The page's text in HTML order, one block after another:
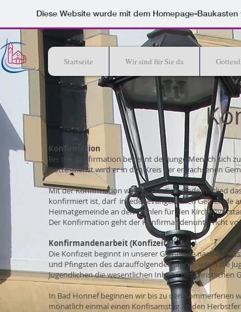
Diese Website wurde mit dem Homepage-Baukasten
Startseite Wir sind für Sie da
Konfirmation
Bei der Konfirmation bekennt der junge Mensch sich
Gottesdienst wird er in den Kreis der erwachsenen
Mit der Konfirmation wird einem Gemeindemitglied
konfirmiert ist, darf in jeder evangelischen Gemeinde
Heimatgemeinde an den Wahlen für den
Der Konfirmation geht der Konfirmandenunterricht
Konfirmandenarbeit (Konfizeit)
Die Konfizeit beginnt in unserer Gemeinde nach den
und Pfingsten des darauffolgenden Jahres, wenn die
Jugendlichen die wesentlichen Inhalte des christlichen
In Bad Honnef beginnen wir bis zu den
monatlich einmal einen Konfisamstag. In den